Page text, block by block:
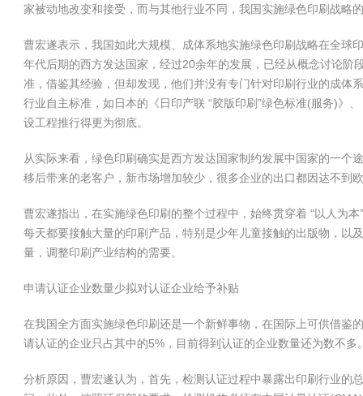
家被动地改变和接受，而与其他行业不同，我国实施绿色印刷战略
曹宏遂表示，我国如此大规模、成体系地实施绿色印刷战略在全球
年代后期的西方发达国家，经过20余年的发展，已经从概念讨论
准，借鉴其经验，但却发现，他们并没有专门针对印刷行业的成体
行业自主标准，如日本的《日印产联 “胶版印刷”绿色标准(服务)》
设工程推行得更为彻底。
从实际来看，绿色印刷确实是西方发达国家制约发展中国家的一
移后带来的老客户，新市场增加较少，很多企业的出口都因达不到
曹宏遂指出，在实施绿色印刷的整个过程中，始终贯穿着 “以人为
每天都要接触大量的印刷产品，特别是少年儿童接触的出版物，以
量，调整印刷产业结构的需要。
申请认证企业数量少拟对认证企业给予补贴
在我国全方面实施绿色印刷还是一个新鲜事物，在国际上可供借
请认证的企业只占其中的5%，目前得到认证的企业数量还为数不多
分析原因，曹宏遂认为，首先，检测认证过程中暴露出印刷行业的